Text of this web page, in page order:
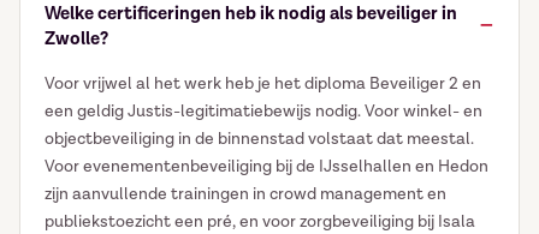
Welke certificeringen heb ik nodig als beveiliger in
Zwolle?
Voor vrijwel al het werk heb je het diploma Beveiliger 2 en
een geldig Justis-legitimatiebewijs nodig. Voor winkel- en
objectbeveiliging in de binnenstad volstaat dat meestal.
Voor evenementenbeveiliging bij de IJsselhallen en Hedon
zijn aanvullende trainingen in crowd management en
publiekstoezicht een pré, en voor zorgbeveiliging bij Isala